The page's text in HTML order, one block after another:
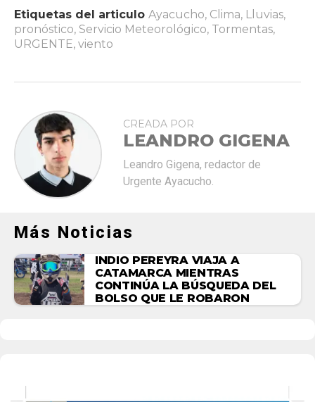
Etiquetas del articulo Ayacucho, Clima, Lluvias,
pronóstico, Servicio Meteorológico, Tormentas,
URGENTE, viento
CREADA POR
LEANDRO GIGENA
Leandro Gigena, redactor de
Urgente Ayacucho.
Más Noticias
INDIO PEREYRA VIAJA A
CATAMARCA MIENTRAS
CONTINÚA LA BÚSQUEDA DEL
BOLSO QUE LE ROBARON